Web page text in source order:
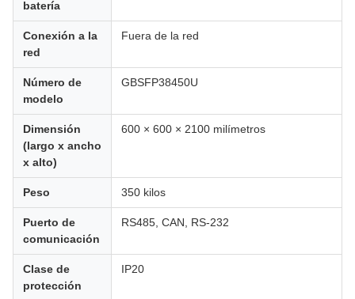
batería
Conexión a la
red
Fuera de la red
Número de
modelo
GBSFP38450U
Dimensión
(largo x ancho
x alto)
600 × 600 × 2100 milímetros
Peso 350 kilos
Puerto de
comunicación
RS485, CAN, RS-232
Clase de
protección
IP20